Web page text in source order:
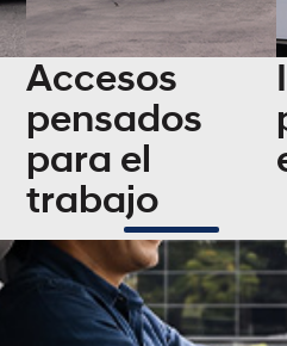
Accesos
pensados
para el
trabajo